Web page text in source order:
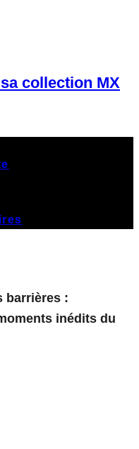
collection MX
barrières :
inédits du